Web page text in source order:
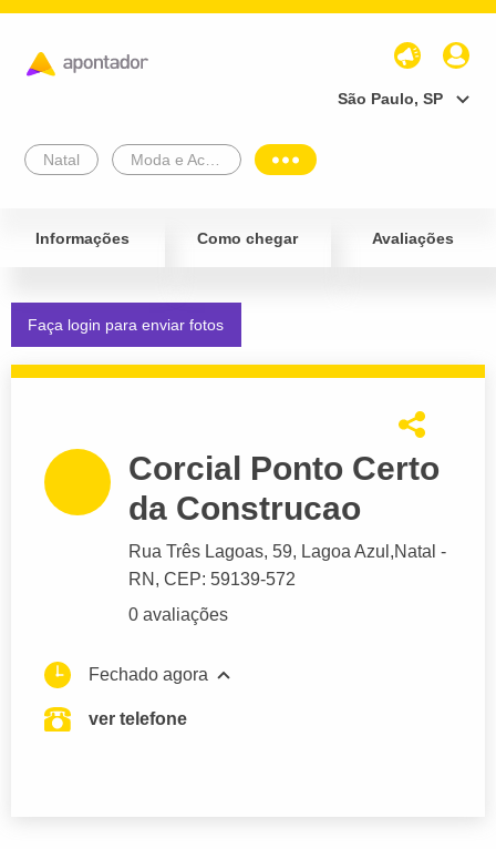
São Paulo, SP
Natal
Informações Como chegar Avaliações
Faça login para enviar fotos
Corcial Ponto Certo
da Construcao
Rua Três Lagoas, 59, Lagoa Azul,Natal -
RN, CEP: 59139-572
0 avaliações
Fechado agora
ver telefone